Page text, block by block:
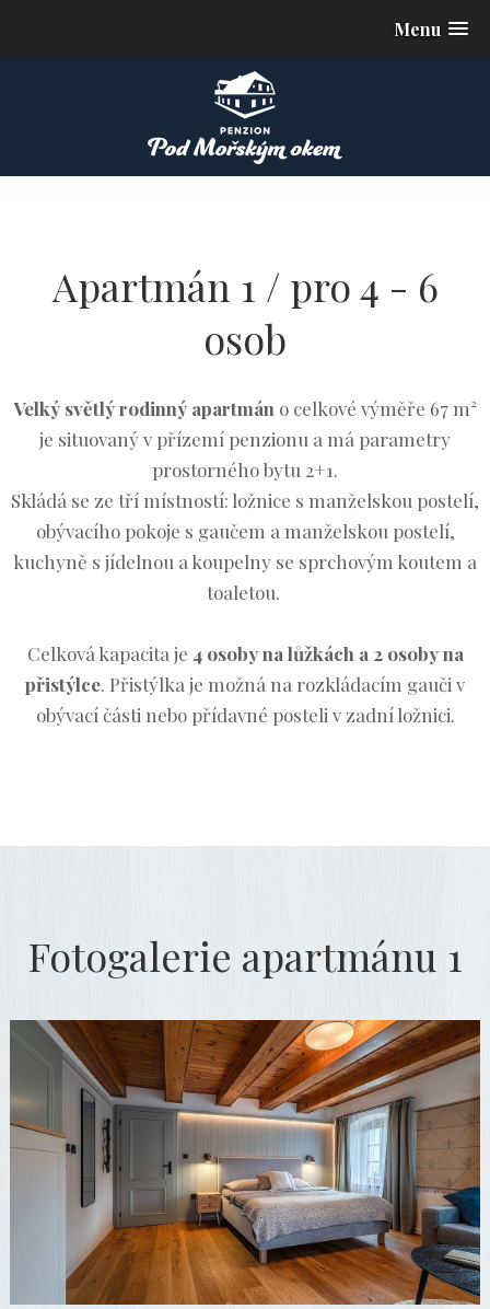
Menu
Apartmán 1 / pro 4 - 6
osob
Velký světlý rodinný apartmán o celkové výměře 67 m²
je situovaný v přízemí penzionu a má parametry
prostorného bytu 2+1.
Skládá se ze tří místností: ložnice s manželskou postelí,
obývacího pokoje s gaučem a manželskou postelí,
kuchyně s jídelnou a koupelny se sprchovým koutem a
toaletou.
Celková kapacita je 4 osoby na lůžkách a 2 osoby na
přistýlce. Přistýlka je možná na rozkládacím gauči v
obývací části nebo přídavné posteli v zadní ložnici.
Fotogalerie apartmánu 1